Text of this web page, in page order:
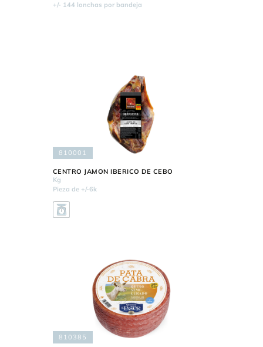
+/- 144 lonchas por bandeja
810001
CENTRO JAMON IBERICO DE CEBO
Kg
Pieza de +/-6k
810385